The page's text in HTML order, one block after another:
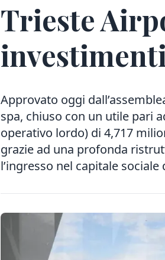
Trieste
Approvato oggi
spa, chiuso con un utile pari
operativo lordo) di 4,717
grazie ad una profonda
l’ingresso nel capitale